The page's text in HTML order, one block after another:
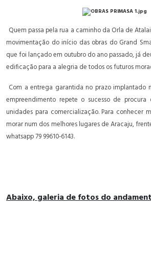
Quem passa pela rua a caminho da Orla de
movimentação do início das obras do Grand
que foi lançado em outubro do ano passado, já
edificação para a alegria de todos os futuros
Com a entrega garantida no prazo implantado
empreendimento repete o sucesso de
unidades para comercialização. Para conhecer
morar num dos melhores lugares de Aracaju,
whatsapp 79 99610-6143.
Abaixo, galeria de fotos do